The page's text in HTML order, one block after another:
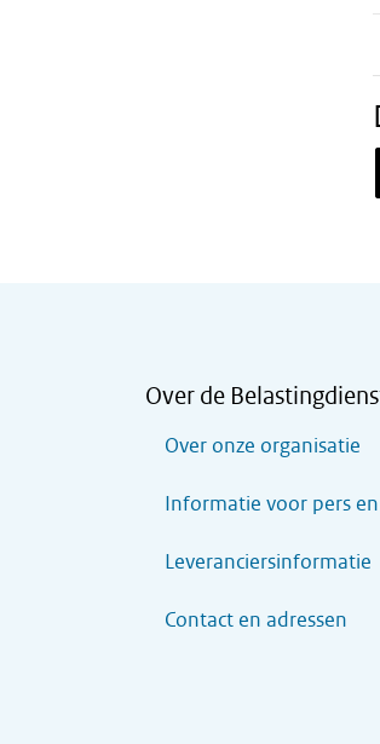
Over de
Over onze organisatie
Informatie voor pers
Leveranciersinformatie
Contact en adressen